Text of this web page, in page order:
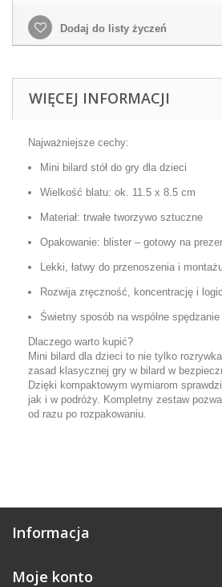
Dodaj do listy życzeń
WIĘCEJ INFORMACJI
Najważniejsze cechy:
Mini bilard stół do gry dla dzieci
Wielkość blatu: ok. 11.5 x 8.5 cm
Materiał: trwałe tworzywo sztuczne
Opakowanie: blister – gotowy na
Lekki, łatwy do przenoszenia i
Rozwija zręczność, koncentrację i
Świetny sposób na wspólne
Dlaczego warto kupić?
Mini bilard dla dzieci to nie tylko
zasad klasycznej gry w bilard w
Dzięki kompaktowym wymiarom
jak i w podróży. Kompletny zestaw
od razu po rozpakowaniu.
Informacja
Moje konto